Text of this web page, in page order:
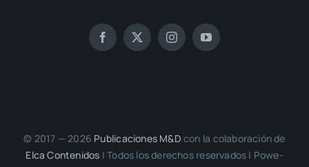
© 2017 — 2026 Publi­ca­cio­nes M&D con la cola­bo­ra­ción de
Elca Con­te­ni­dos | Todos los dere­chos reser­va­dos | Powe­